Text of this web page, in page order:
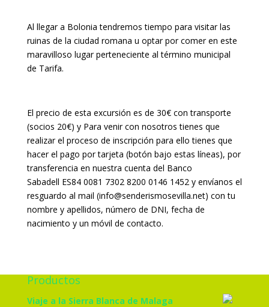
Al llegar a Bolonia tendremos tiempo para visitar las
ruinas de la ciudad romana u optar por comer en este
maravilloso lugar perteneciente al término municipal
de Tarifa.
El precio de esta excursión es de 30€ con transporte
(socios 20€) y Para venir con nosotros tienes que
realizar el proceso de inscripción para ello tienes que
hacer el pago por tarjeta (botón bajo estas líneas), por
transferencia en nuestra cuenta del Banco
Sabadell ES84 0081 7302 8200 0146 1452 y envíanos el
resguardo al mail (info@senderismosevilla.net) con tu
nombre y apellidos, número de DNI, fecha de
nacimiento y un móvil de contacto.
Productos
Viaje a la Sierra Blanca de Malaga